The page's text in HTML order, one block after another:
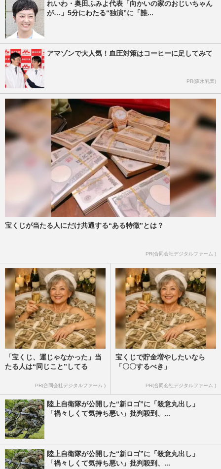
れいわ・奥田ふみよ代表「向かいの家のおじいちゃん
が…」5分にわたる“独演”に「誰...
アマゾンで大人気！血圧対策はコーヒーに足してみて
PR(森永乳業)
宝くじが当たる人にだけ共通する“ある特徴”とは？
PR(合同会社デジタルファーム )
「宝くじ、運じゃなかった」当
たる人は“同じこと”してる
PR(合同会社デジタルファーム )
宝くじで貯金増やしたいなら
「〇〇するべき」
PR(合同会社デジタルファーム )
陸上自衛隊が公開した“新ロゴ”に「殺意丸出し」
「禍々しくて気持ち悪い」批判殺到、...
陸上自衛隊が公開した“新ロゴ”に「殺意丸出し」
「禍々しくて気持ち悪い」批判殺到、...